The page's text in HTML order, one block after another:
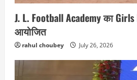
J. L. Football Academy का
आयोजित
rahul choubey July 26, 2026